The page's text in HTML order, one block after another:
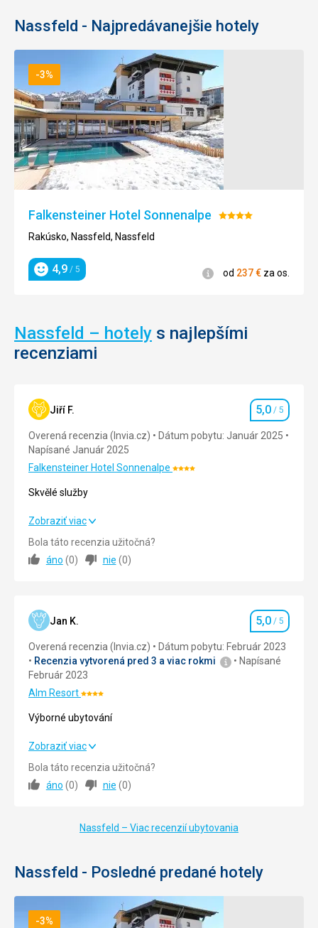
Nassfeld - Najpredávanejšie hotely
-3%
Falkensteiner Hotel Sonnenalpe Hodnotenie:
Rakúsko, Nassfeld, Nassfeld
Hodnotenie
4,9 / 5 Informácie
od 237€ za os.
Nassfeld – hotely s najlepšími
recenziami
Jiří F. Hodnotenie
5,0 / 5
Overená recenzia (Invia.cz)
Dátum pobytu: Január 2025
Napísané Január 2025
Falkensteiner Hotel SonnenalpeHodnotenie:
Skvělé služby
Skvělé služby
Strava
Šport 5,0/ 5
Cena 5,0/ 5
Vynikající
Ubytovanie
Táto recenzia bola preložená automaticky pomocou
Google Translate
Zobraziť viac
Bola táto recenzia užitočná?
áno (0) nie (0)
Jan K. Hodnotenie
5,0 / 5
Overená recenzia (Invia.cz)
Dátum pobytu: Február 2023
Recenzia vytvorená pred 3 a viac rokmi
Napísané
Február 2023
Alm ResortHodnotenie:
4/5
Výborné ubytování
Výborné ubytování
Ubytovanie
Zobraziť viac
Bola táto recenzia užitočná?
áno (0) nie (0)
Nassfeld – Viac recenzií ubytovania
Nassfeld - Posledné predané hotely
-3%